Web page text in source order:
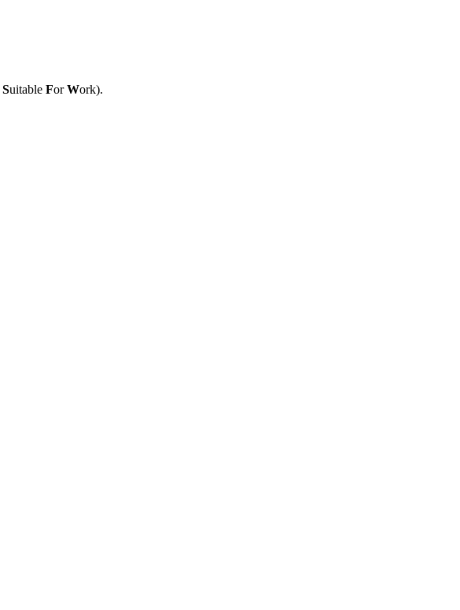
Suitable ForWork).